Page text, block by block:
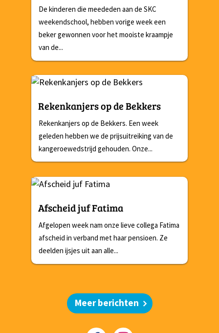
De kinderen die meededen aan de SKC
weekendschool, hebben vorige week een
beker gewonnen voor het mooiste kraampje
van de...
Rekenkanjers op de Bekkers
Rekenkanjers op de Bekkers. Een week
geleden hebben we de prijsuitreiking van de
kangeroewedstrijd gehouden. Onze...
Afscheid juf Fatima
Afgelopen week nam onze lieve collega Fatima
afscheid in verband met haar pensioen. Ze
deelden ijsjes uit aan alle...
Meer berichten